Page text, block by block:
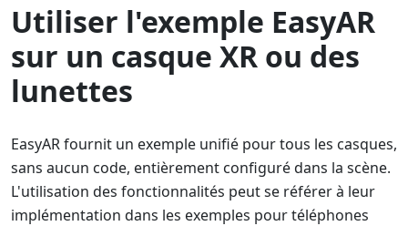
Utiliser l'exemple EasyAR
sur un casque XR ou des
lunettes
EasyAR fournit un exemple unifié pour tous les casques,
sans aucun code, entièrement configuré dans la scène.
L'utilisation des fonctionnalités peut se référer à leur
implémentation dans les exemples pour téléphones